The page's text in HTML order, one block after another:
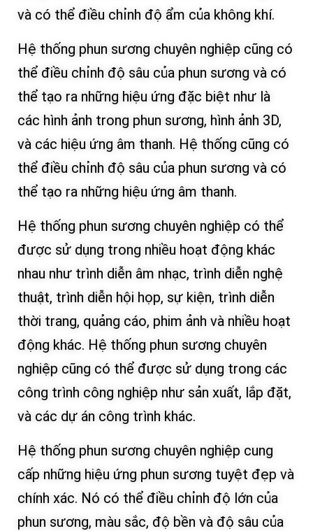
và có thể điều chỉnh độ ẩm của không khí.
Hệ thống phun sương chuyên nghiệp cũng có
thể điều chỉnh độ sâu của phun sương và có
thể tạo ra những hiệu ứng đặc biệt như là
các hình ảnh trong phun sương, hình ảnh 3D,
và các hiệu ứng âm thanh. Hệ thống cũng có
thể điều chỉnh độ sâu của phun sương và có
thể tạo ra những hiệu ứng âm thanh.
Hệ thống phun sương chuyên nghiệp có thể
được sử dụng trong nhiều hoạt động khác
nhau như trình diễn âm nhạc, trình diễn nghệ
thuật, trình diễn hội họp, sự kiện, trình diễn
thời trang, quảng cáo, phim ảnh và nhiều hoạt
động khác. Hệ thống phun sương chuyên
nghiệp cũng có thể được sử dụng trong các
công trình công nghiệp như sản xuất, lắp đặt,
và các dự án công trình khác.
Hệ thống phun sương chuyên nghiệp cung
cấp những hiệu ứng phun sương tuyệt đẹp và
chính xác. Nó có thể điều chỉnh độ lớn của
phun sương, màu sắc, độ bền và độ sâu của